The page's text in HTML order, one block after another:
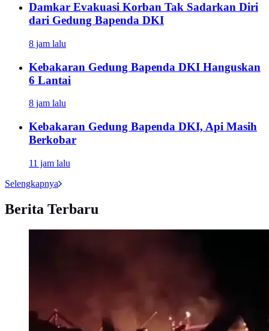
Damkar Evakuasi Korban Tak Sadarkan Diri
dari Gedung Bapenda DKI
8 jam lalu
Kebakaran Gedung Bapenda DKI Hanguskan
6 Lantai
8 jam lalu
Kebakaran Gedung Bapenda DKI, Api Masih
Berkobar
11 jam lalu
Selengkapnya
Berita Terbaru